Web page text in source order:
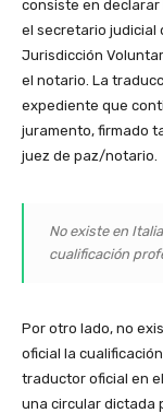
consiste en
el secretario judicial
Jurisdicción
el notario. La
expediente que
juramento, firmado
juez de paz/notario.
No existe en
cualificación
Por otro lado, no
oficial la
traductor oficial en
una circular dictada